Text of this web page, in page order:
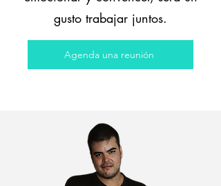
gusto trabajar juntos.
Agenda una reunión